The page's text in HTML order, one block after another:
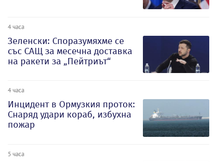
4 часа
Зеленски: Споразумяхме се
със САЩ за месечна доставка
на ракети за „Пейтриът“
4 часа
Инцидент в Ормузкия проток:
Снаряд удари кораб, избухна
пожар
5 часа